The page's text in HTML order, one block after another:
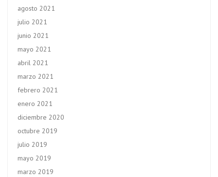
agosto 2021
julio 2021
junio 2021
mayo 2021
abril 2021
marzo 2021
febrero 2021
enero 2021
diciembre 2020
octubre 2019
julio 2019
mayo 2019
marzo 2019